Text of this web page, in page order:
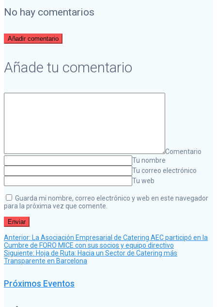
No hay comentarios
Añadir comentario
Añade tu comentario
Comentario
Tu nombre
Tu correo electrónico
Tu web
Guarda mi nombre, correo electrónico y web en este navegador
para la próxima vez que comente.
Navegación
de
entradas
Anterior: Post
anterior:
La Asociación Empresarial de Catering AEC participó en la
Cumbre de FORO MICE con sus socios y equipo directivo
Siguiente: Siguiente
post:
Hoja de Ruta: Hacia un Sector de Catering más
Transparente en Barcelona
Próximos Eventos